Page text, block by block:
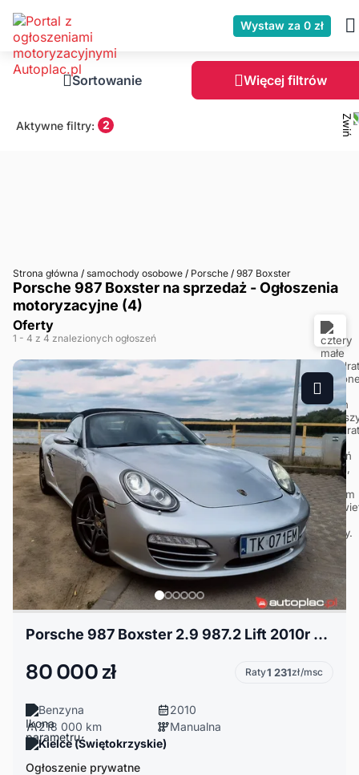
Wystaw za 0 zł
Sortowanie Więcej filtrów
Aktywne filtry: 2
Strona główna / samochody osobowe / Porsche / 987 Boxster
Porsche 987 Boxster na sprzedaż - Ogłoszenia
motoryzacyjne (4)
Oferty
1 - 4 z 4 znalezionych ogłoszeń
Porsche 987 Boxster 2.9 987.2 Lift 2010r Manual 255KM Benzyna Bose BiXenon
80 000 zł Raty1 231zł/msc
Benzyna
2010
218 000 km
Manualna
Kielce (Świętokrzyskie)
Ogłoszenie prywatne